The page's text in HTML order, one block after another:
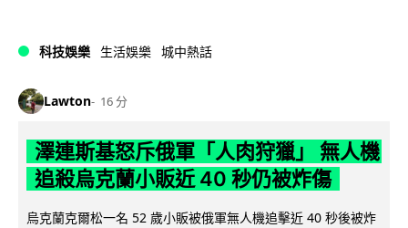
科技娛樂 生活娛樂 城中熱話
Lawton 16 分
澤連斯基怒斥俄軍「人肉狩獵」 無人機
追殺烏克蘭小販近 40 秒仍被炸傷
烏克蘭克爾松一名 52 歲小販被俄軍無人機追擊近 40 秒後被炸